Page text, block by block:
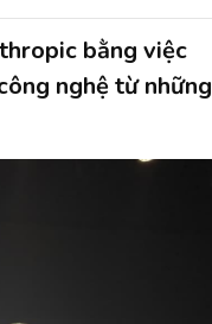
bằng việc
nghệ từ những